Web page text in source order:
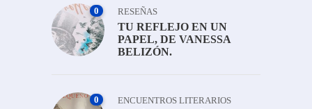
0 RESEÑAS
TU REFLEJO EN UN
PAPEL, DE VANESSA
BELIZÓN.
0 ENCUENTROS LITERARIOS